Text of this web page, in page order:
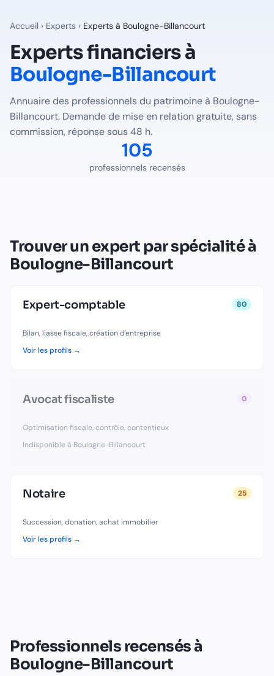
105professionnels du patrimoine recensés àBoulogne-
Professions disponibles à
Expert-ComptableàBoulogne-Billancourt-80
Notaire à Boulogne-Billancourt -
professionnel(s)
Trouver le bon expert pour votre situation àBoulogne-
Voir tous les professionnels recensés en France
Accueil › Experts › Experts à Boulogne-Billancourt
Experts financiers à
Boulogne-Billancourt
Annuaire des professionnels du patrimoine à Boulogne-
Billancourt. Demande de mise en relation gratuite, sans
commission, réponse sous 48 h.
105
professionnels recensés
Trouver un expert par spécialité à
Boulogne-Billancourt
Expert-comptable 80
Bilan, liasse fiscale, création d'entreprise
Voir les profils →
Avocat fiscaliste 0
Optimisation fiscale, contrôle, contentieux
Indisponible à Boulogne-Billancourt
Notaire 25
Succession, donation, achat immobilier
Voir les profils →
Professionnels recensés à
Boulogne-Billancourt